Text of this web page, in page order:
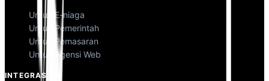
Untuk E-niaga
Untuk Pemerintah
Untuk Pemasaran
Untuk Agensi Web
INTEGRASI